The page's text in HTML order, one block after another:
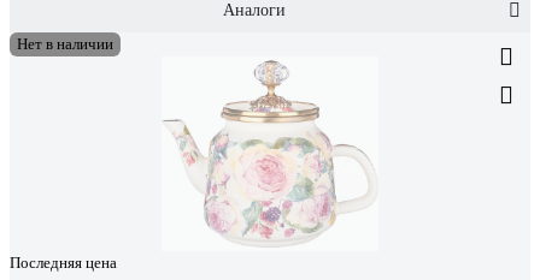
Аналоги
Нет в наличии
Последняя цена